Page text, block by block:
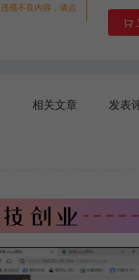
规不良内容，请点
相关文章 发表